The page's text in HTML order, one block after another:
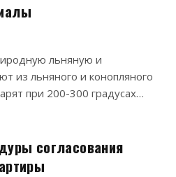
льняную и
из льняного и конопляного
при 200-300 градусах…
согласования